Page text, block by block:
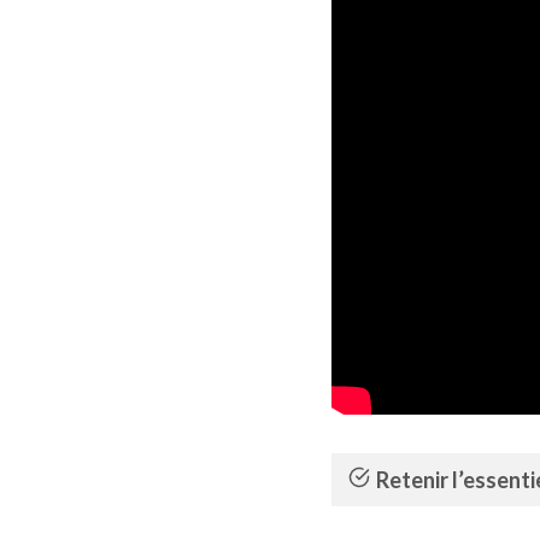
Retenir